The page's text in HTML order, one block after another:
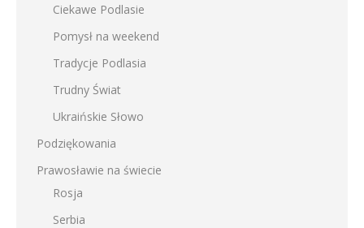
Ciekawe Podlasie
Pomysł na weekend
Tradycje Podlasia
Trudny Świat
Ukraińskie Słowo
Podziękowania
Prawosławie na świecie
Rosja
Serbia